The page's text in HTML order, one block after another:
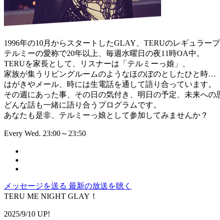
1996年の10月からスタートしたGLAY、TERUのレギュラープ
テルミーの愛称で20年以上、毎週水曜日の夜11時OA中。
TERUを家長として、リスナーは「テルミーっ娘」、
家族が集うリビングルームのようなほのぼのとしたひと時…
はがきやメール、時には生電話を通して語り合っています。
その週にあった事、その日の気付き、明日の予定、未来への
どんな話も一緒に語り合うプログラムです。
あなたも是非、テルミーっ娘として参加してみませんか？
Every Wed. 23:00～23:50
メッセージを送る 最新の放送を聴く
TERU ME NIGHT GLAY！
2025/9/10 UP!